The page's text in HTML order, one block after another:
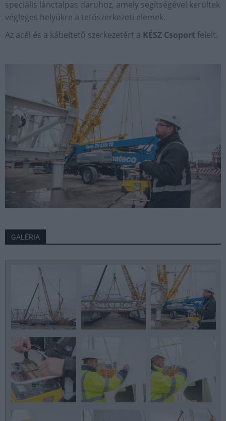
speciális lánctalpas daruhoz, amely segítségével kerültek
végleges helyükre a tetőszerkezeti elemek.
Az acél és a kábeltető szerkezetért a KÉSZ Csoport felelt.
GALÉRIA